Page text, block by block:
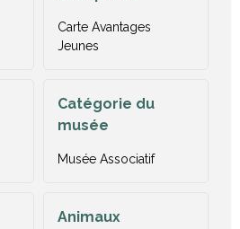
Carte Avantages
Jeunes
Catégorie du
musée
Musée Associatif
Animaux